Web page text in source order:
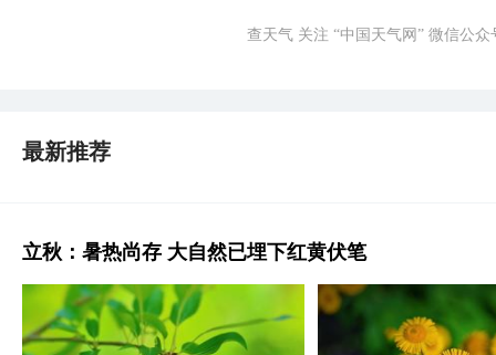
查天气 关注 “中国天气网” 微信公众
最新推荐
立秋：暑热尚存 大自然已埋下红黄伏笔